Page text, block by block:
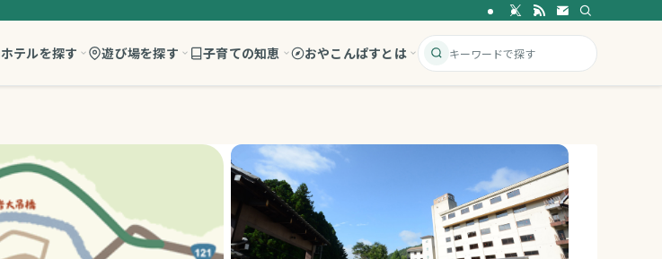
ホテルを探す 遊び場を探す 子育ての知恵 おやこんぱすとは